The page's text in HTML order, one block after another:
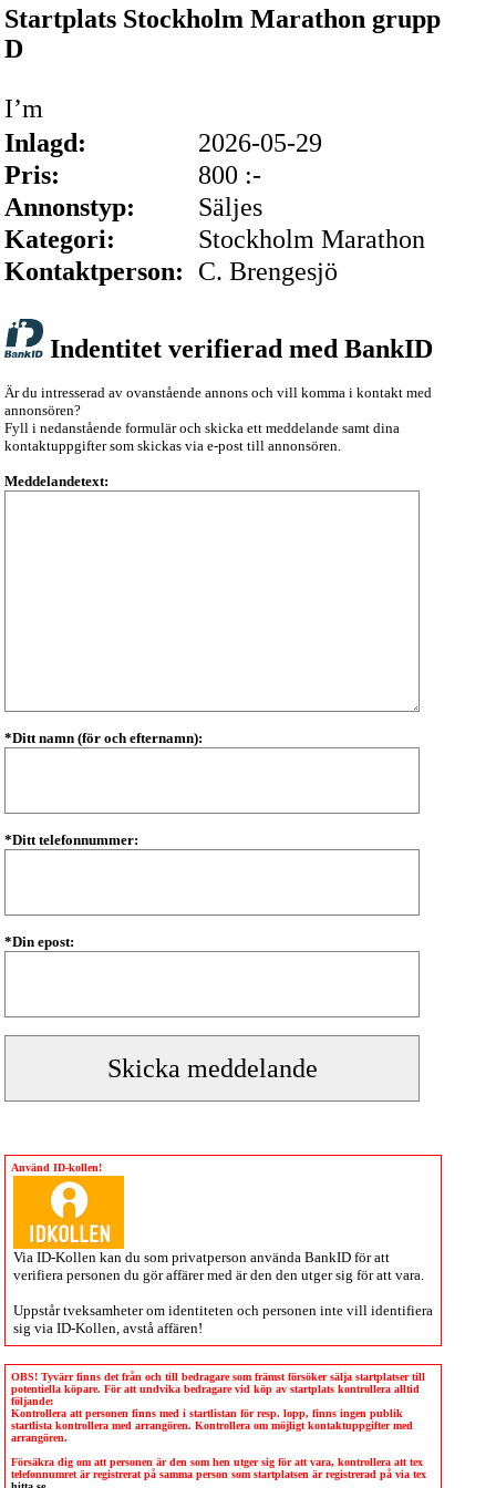
Startplats Stockholm Marathon grupp
D
I’m
Inlagd:
2026-05-29
Pris:
800 :-
Annonstyp:
Säljes
Kategori:
Stockholm Marathon
Kontaktperson:
C. Brengesjö
Indentitet verifierad med BankID
Är du intresserad av ovanstående annons och vill komma i kontakt med
annonsören?
Fyll i nedanstående formulär och skicka ett meddelande samt dina
kontaktuppgifter som skickas via e-post till annonsören.
Meddelandetext:
*Ditt namn (för och efternamn):
*Ditt telefonnummer:
*Din epost:
Använd ID-kollen!
Via ID-Kollen kan du som privatperson använda BankID för att
verifiera personen du gör affärer med är den den utger sig för att vara.
Uppstår tveksamheter om identiteten och personen inte vill identifiera
sig via ID-Kollen , avstå affären!
OBS! Tyvärr finns det från och till bedragare som främst försöker sälja startplatser till
potentiella köpare. För att undvika bedragare vid köp av startplats kontrollera alltid
följande:
Kontrollera att personen finns med i startlistan för resp. lopp, finns ingen publik
startlista kontrollera med arrangören. Kontrollera om möjligt kontaktuppgifter med
arrangören.
Försäkra dig om att personen är den som hen utger sig för att vara, kontrollera att tex
telefonnumret är registrerat på samma person som startplatsen är registrerad på via tex